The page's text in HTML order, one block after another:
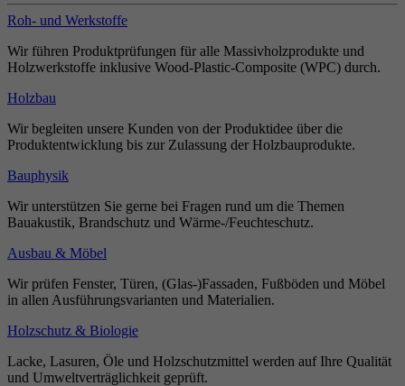
Roh- und Werkstoffe
Wir führen Produktprüfungen für alle Massivholzprodukte und
Holzwerkstoffe inklusive Wood-Plastic-Composite (WPC) durch.
Holzbau
Wir begleiten unsere Kunden von der Produktidee über die
Produktentwicklung bis zur Zulassung der Holzbauprodukte.
Bauphysik
Wir unterstützen Sie gerne bei Fragen rund um die Themen
Bauakustik, Brandschutz und Wärme-/Feuchteschutz.
Ausbau & Möbel
Wir prüfen Fenster, Türen, (Glas-)Fassaden, Fußböden und Möbel
in allen Ausführungsvarianten und Materialien.
Holzschutz & Biologie
Lacke, Lasuren, Öle und Holzschutzmittel werden auf Ihre Qualität
und Umweltverträglichkeit geprüft.